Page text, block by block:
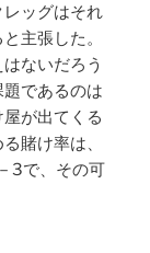
ッグはそれ
主張した。
ないだろう
であるのは
が出てくる
賭け率は、
3で、その可